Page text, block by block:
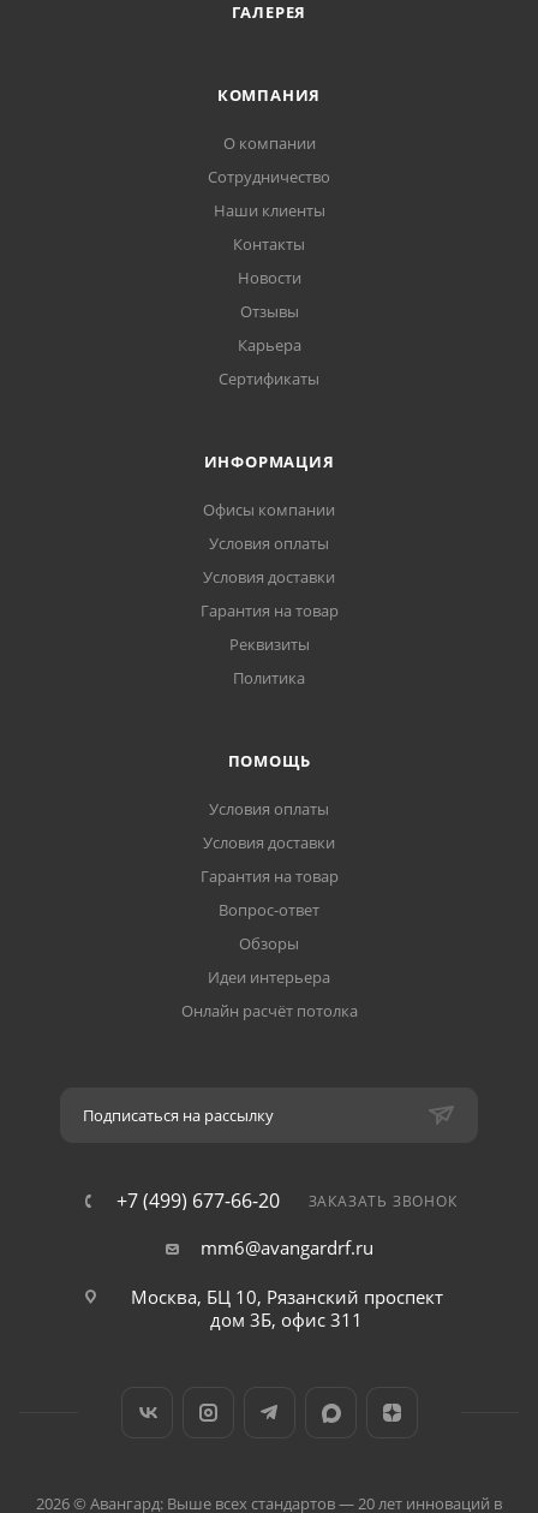
ГАЛЕРЕЯ
КОМПАНИЯ
О компании
Сотрудничество
Наши клиенты
Контакты
Новости
Отзывы
Карьера
Сертификаты
ИНФОРМАЦИЯ
Офисы компании
Условия оплаты
Условия доставки
Гарантия на товар
Реквизиты
Политика
ПОМОЩЬ
Условия оплаты
Условия доставки
Гарантия на товар
Вопрос-ответ
Обзоры
Идеи интерьера
Онлайн расчёт потолка
Подписаться на рассылку
+7 (499) 677-66-20 ЗАКАЗАТЬ ЗВОНОК
mm6@avangardrf.ru
Москва, БЦ 10, Рязанский проспект
дом 3Б, офис 311
2026 © Авангард: Выше всех стандартов — 20 лет инноваций в